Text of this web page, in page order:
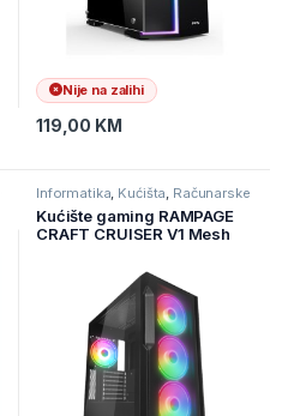
Nije na zalihi
119,00 KM
Informatika, Kućišta, Računarske
Komponente
Kućište gaming RAMPAGE
CRAFT CRUISER V1 Mesh
4*14cm RGB Fan Hub
Controller TYPE-C E-ATX
Big-T, 40412